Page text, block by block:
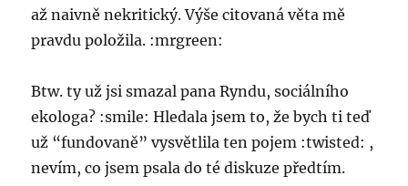
až naivně nekritický. Výše citovaná věta mě
pravdu položila. :mrgreen:
Btw. ty už jsi smazal pana Ryndu, sociálního
ekologa? :smile: Hledala jsem to, že bych ti teď
už “fundovaně” vysvětlila ten pojem :twisted: ,
nevím, co jsem psala do té diskuze předtím.